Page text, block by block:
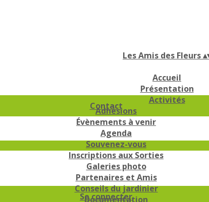
Les Amis des Fleurs▴
Accueil
Présentation
Activités
Adhésions
Évènements à venir
Agenda
Souvenez-vous
Inscriptions aux Sorties
Galeries photo
Partenaires et Amis
Conseils du jardinier
Documentation
Contact
Se connecter